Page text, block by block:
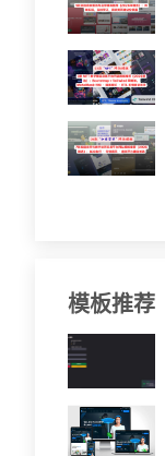
模板推荐